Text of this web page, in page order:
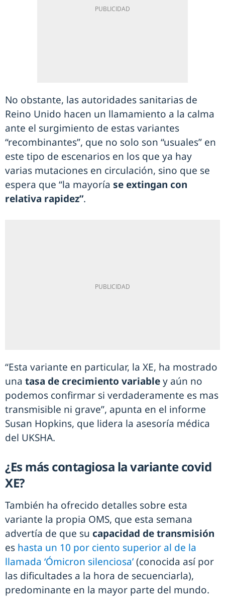
No obstante, las autoridades sanitarias de
Reino Unido hacen un llamamiento a la calma
ante el surgimiento de estas variantes
“recombinantes”, que no solo son “usuales” en
este tipo de escenarios en los que ya hay
varias mutaciones en circulación, sino que se
espera que “la mayoría se extingan con
relativa rapidez”.
“Esta variante en particular, la XE, ha mostrado
una tasa de crecimiento variabley aún no
podemos confirmar si verdaderamente es mas
transmisible ni grave”, apunta en el informe
Susan Hopkins, que lidera la asesoría médica
del UKSHA.
¿Es más contagiosa la variante covid
XE?
También ha ofrecido detalles sobre esta
variante la propia OMS, que esta semana
advertía de que su capacidad de transmisión
es hasta un 10 por ciento superior al de la
llamada ‘Ómicron silenciosa’(conocida así por
las dificultades a la hora de secuenciarla),
predominante en la mayor parte del mundo.